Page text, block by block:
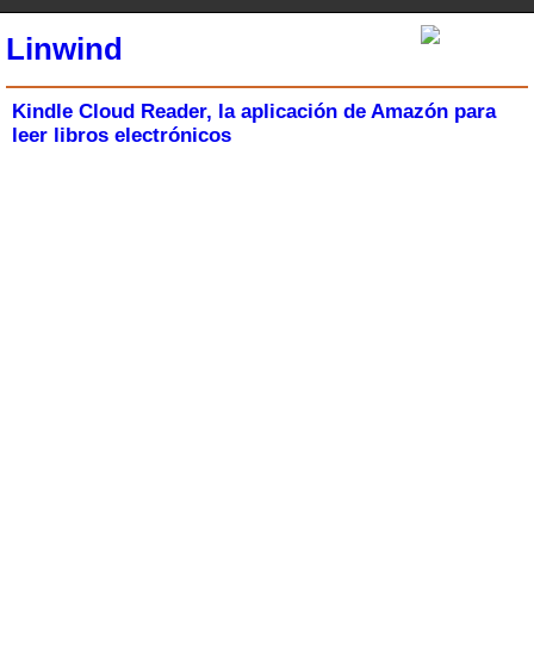
Linwind
Kindle Cloud Reader, la aplicación de Amazón para
leer libros electrónicos